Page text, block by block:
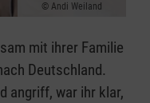
Andi Weiland
mit ihrer Familie
Deutschland.
angriff, war ihr klar,